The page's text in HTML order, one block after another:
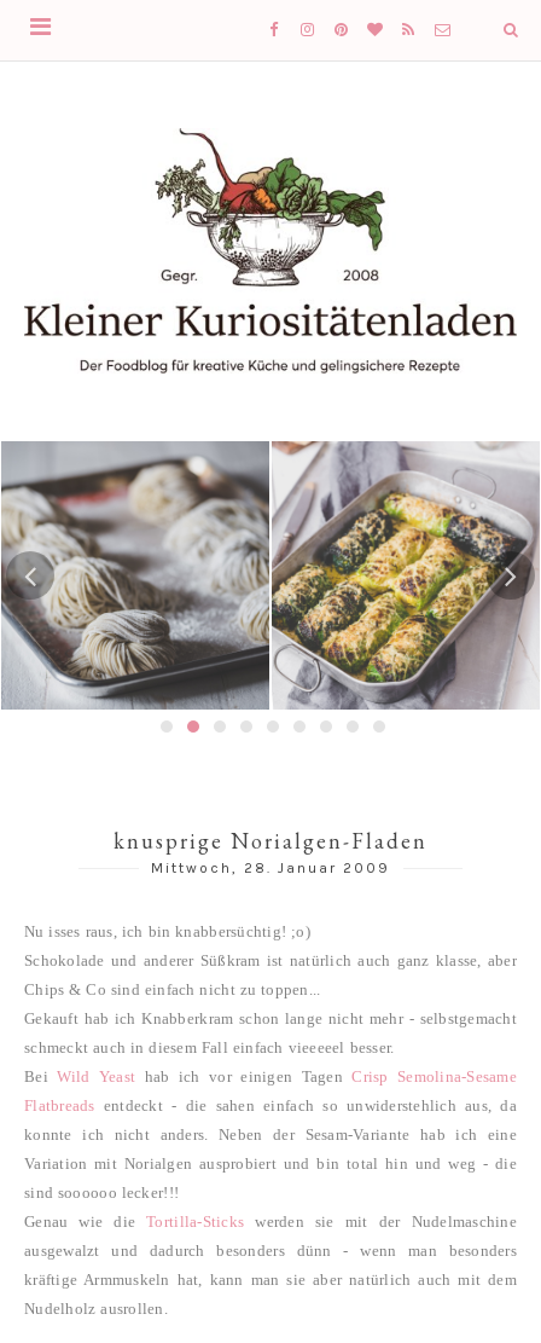
Hausgemachte Ramen-
Nudeln
Risotto-Wirsing-Rouladen
knusprige Norialgen-Fladen
Mittwoch, 28. Januar 2009
Nu isses raus, ich bin knabbersüchtig! ;o)
Schokolade und anderer Süßkram ist natürlich auch ganz klasse, aber
Chips & Co sind einfach nicht zu toppen...
Gekauft hab ich Knabberkram schon lange nicht mehr - selbstgemacht
schmeckt auch in diesem Fall einfach vieeeeel besser.
BeiWild Yeast hab ich vor einigen TagenCrisp Semolina-Sesame
Flatbreads entdeckt - die sahen einfach so unwiderstehlich aus, da
konnte ich nicht anders.Neben der Sesam-Variante hab ich eine
Variation mit Norialgen ausprobiert und bin total hin und weg - die
sind soooooo lecker!!!
Genau wie dieTortilla-Sticks werden sie mit der Nudelmaschine
ausgewalzt und dadurch besonders dünn - wenn man besonders
kräftige Armmuskeln hat, kann man sie aber natürlich auch mit dem
Nudelholz ausrollen.